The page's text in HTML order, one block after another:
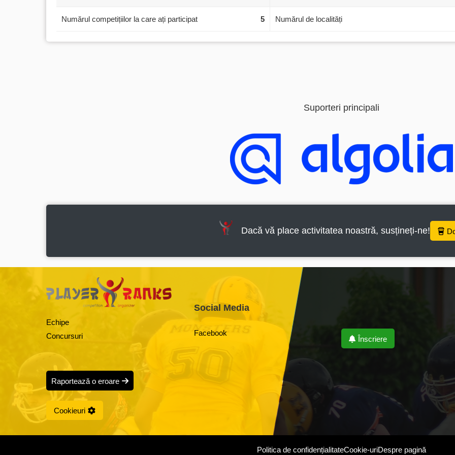
Numărul competițiilor la care ați participat 5 Numărul de localități
Suporteri principali
Dacă vă place activitatea noastră, susțineți-ne!
Echipe
Concursuri
Raportează o eroare
Cookieuri
Social Media
Facebook
Înscriere
Politica de confidențialitateCookie-uriDespre pagină